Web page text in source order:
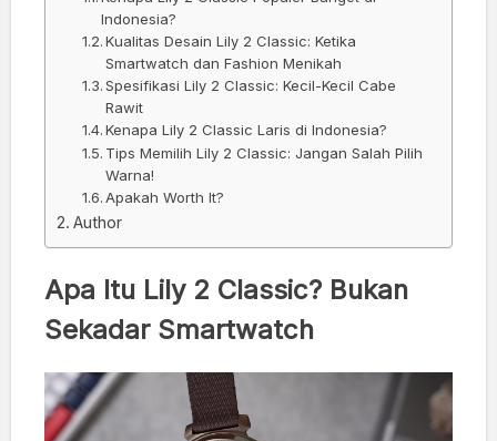
Indonesia?
Kualitas Desain Lily 2 Classic: Ketika
Smartwatch dan Fashion Menikah
Spesifikasi Lily 2 Classic: Kecil-Kecil Cabe
Rawit
Kenapa Lily 2 Classic Laris di Indonesia?
Tips Memilih Lily 2 Classic: Jangan Salah Pilih
Warna!
Apakah Worth It?
Author
Apa Itu Lily 2 Classic? Bukan
Sekadar Smartwatch